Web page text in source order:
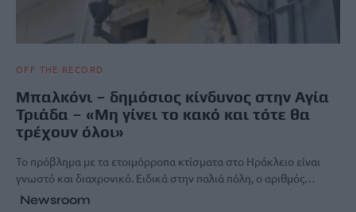
OFF THE RECORD
Μπαλκόνι – δημόσιος κίνδυνος στην Αγία
Τριάδα – «Μη γίνει το κακό και τότε θα
τρέχουν όλοι»
Το πρόβλημα με τα ετοιμόρροπα κτίσματα στο Ηράκλειο είναι
γνωστό και διαχρονικό. Ειδικά στην παλιά πόλη, ο αριθμός…
Newsroom